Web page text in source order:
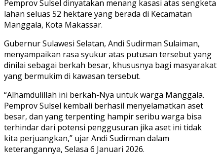
Pemprov Sulsel dinyatakan menang kasasi atas sengketa
lahan seluas 52 hektare yang berada di Kecamatan
Manggala, Kota Makassar.
Gubernur Sulawesi Selatan, Andi Sudirman Sulaiman,
menyampaikan rasa syukur atas putusan tersebut yang
dinilai sebagai berkah besar, khususnya bagi masyarakat
yang bermukim di kawasan tersebut.
“Alhamdulillah ini berkah-Nya untuk warga Manggala.
Pemprov Sulsel kembali berhasil menyelamatkan aset
besar, dan yang terpenting hampir seribu warga bisa
terhindar dari potensi penggusuran jika aset ini tidak
kita perjuangkan,” ujar Andi Sudirman dalam
keterangannya, Selasa 6 Januari 2026.